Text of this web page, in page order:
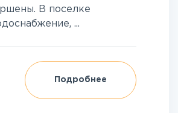
В поселке
...
Подробнее